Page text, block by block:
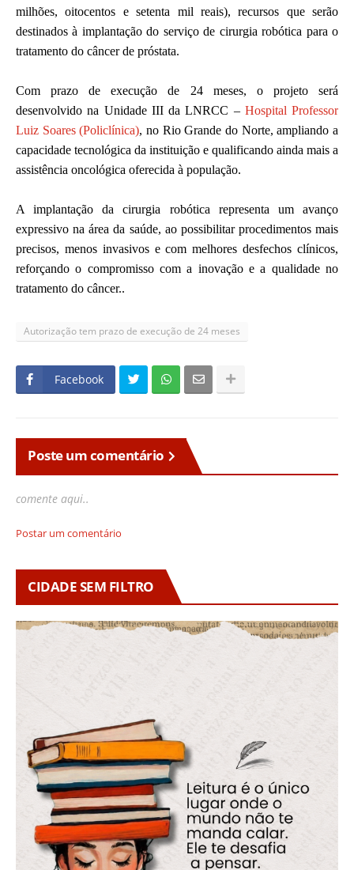
milhões, oitocentos e setenta mil reais), recursos que serão
destinados à implantação do serviço de cirurgia robótica para o
tratamento do câncer de próstata.
Com prazo de execução de 24 meses, o projeto será
desenvolvido na Unidade III da LNRCC – Hospital Professor
Luiz Soares (Policlínica), no Rio Grande do Norte, ampliando a
capacidade tecnológica da instituição e qualificando ainda mais a
assistência oncológica oferecida à população.
A implantação da cirurgia robótica representa um avanço
expressivo na área da saúde, ao possibilitar procedimentos mais
precisos, menos invasivos e com melhores desfechos clínicos,
reforçando o compromisso com a inovação e a qualidade no
tratamento do câncer..
Autorização tem prazo de execução de 24 meses
Facebook
Poste um comentário
comente aqui..
Postar um comentário
CIDADE SEM FILTRO